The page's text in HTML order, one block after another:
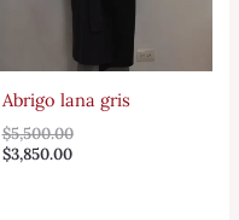
Abrigo lana gris
$5,500.00
$3,850.00